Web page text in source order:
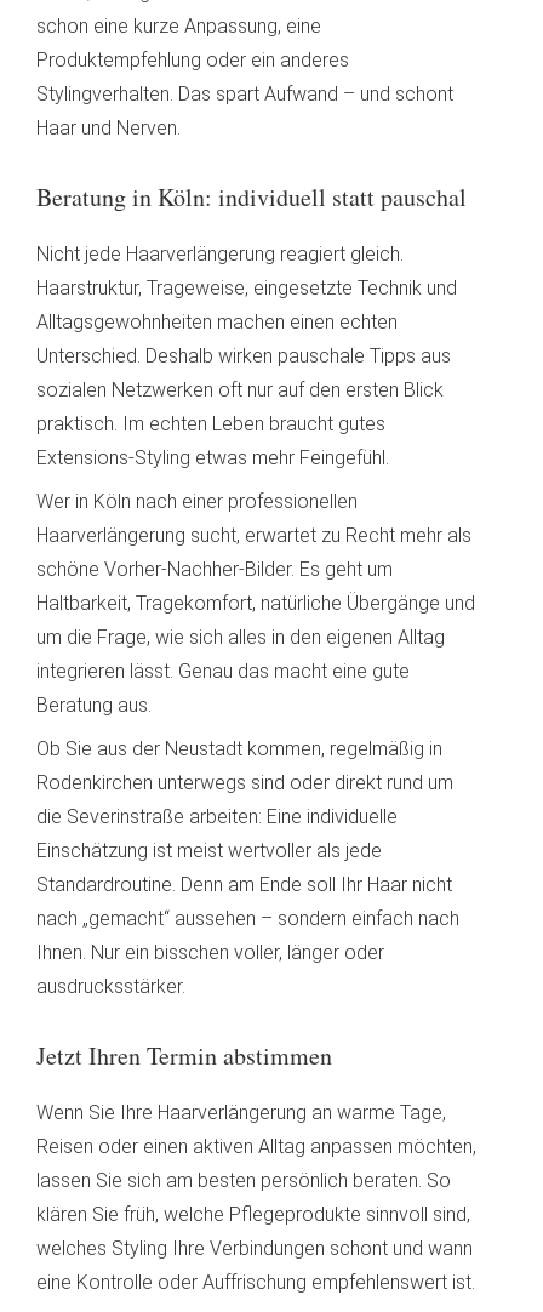
schon eine kurze Anpassung, eine
Produktempfehlung oder ein anderes
Stylingverhalten. Das spart Aufwand – und schont
Haar und Nerven.
Beratung in Köln: individuell statt pauschal
Nicht jede Haarverlängerung reagiert gleich.
Haarstruktur, Trageweise, eingesetzte Technik und
Alltagsgewohnheiten machen einen echten
Unterschied. Deshalb wirken pauschale Tipps aus
sozialen Netzwerken oft nur auf den ersten Blick
praktisch. Im echten Leben braucht gutes
Extensions-Styling etwas mehr Feingefühl.
Wer in Köln nach einer professionellen
Haarverlängerung sucht, erwartet zu Recht mehr als
schöne Vorher-Nachher-Bilder. Es geht um
Haltbarkeit, Tragekomfort, natürliche Übergänge und
um die Frage, wie sich alles in den eigenen Alltag
integrieren lässt. Genau das macht eine gute
Beratung aus.
Ob Sie aus der Neustadt kommen, regelmäßig in
Rodenkirchen unterwegs sind oder direkt rund um
die Severinstraße arbeiten: Eine individuelle
Einschätzung ist meist wertvoller als jede
Standardroutine. Denn am Ende soll Ihr Haar nicht
nach „gemacht“ aussehen – sondern einfach nach
Ihnen. Nur ein bisschen voller, länger oder
ausdrucksstärker.
Jetzt Ihren Termin abstimmen
Wenn Sie Ihre Haarverlängerung an warme Tage,
Reisen oder einen aktiven Alltag anpassen möchten,
lassen Sie sich am besten persönlich beraten. So
klären Sie früh, welche Pflegeprodukte sinnvoll sind,
welches Styling Ihre Verbindungen schont und wann
eine Kontrolle oder Auffrischung empfehlenswert ist.